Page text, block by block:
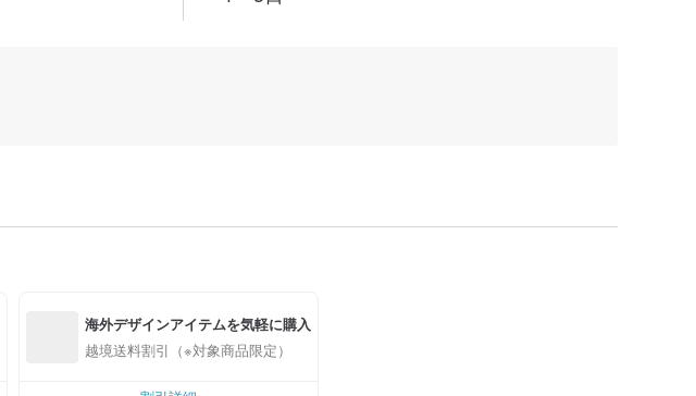
海外デザインアイテムを気軽に購入
越境送料割引（※対象商品限定）